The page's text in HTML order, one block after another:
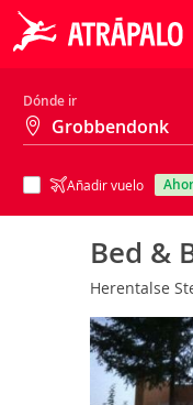
Dónde ir
Añadir vuelo
Bed &
Herentalse